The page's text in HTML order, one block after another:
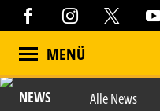
MENÜ
NEWS Alle News